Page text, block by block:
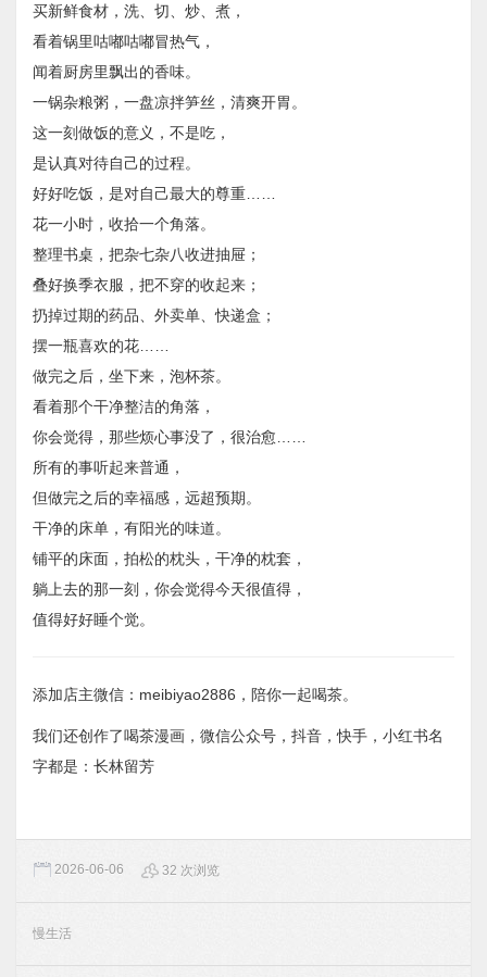
买新鲜食材，洗、切、炒、煮，
看着锅里咕嘟咕嘟冒热气，
闻着厨房里飘出的香味。
一锅杂粮粥，一盘凉拌笋丝，清爽开胃。
这一刻做饭的意义，不是吃，
是认真对待自己的过程。
好好吃饭，是对自己最大的尊重……
花一小时，收拾一个角落。
整理书桌，把杂七杂八收进抽屉；
叠好换季衣服，把不穿的收起来；
扔掉过期的药品、外卖单、快递盒；
摆一瓶喜欢的花……
做完之后，坐下来，泡杯茶。
看着那个干净整洁的角落，
你会觉得，那些烦心事没了，很治愈……
所有的事听起来普通，
但做完之后的幸福感，远超预期。
干净的床单，有阳光的味道。
铺平的床面，拍松的枕头，干净的枕套，
躺上去的那一刻，你会觉得今天很值得，
值得好好睡个觉。
添加店主微信：meibiyao2886，陪你一起喝茶。
我们还创作了喝茶漫画，微信公众号，抖音，快手，小红书名
字都是：长林留芳
2026-06-06 32 次浏览
慢生活